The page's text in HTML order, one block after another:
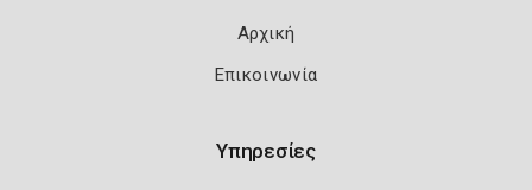
Αρχική
Επικοινωνία
Υπηρεσίες